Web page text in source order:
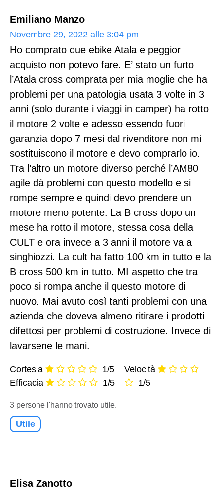
Emiliano Manzo
Novembre 29, 2022 alle 3:04 pm
Ho comprato due ebike Atala e peggior
acquisto non potevo fare. E’ stato un furto
l’Atala cross comprata per mia moglie che ha
problemi per una patologia usata 3 volte in 3
anni (solo durante i viaggi in camper) ha rotto
il motore 2 volte e adesso essendo fuori
garanzia dopo 7 mesi dal rivenditore non mi
sostituiscono il motore e devo comprarlo io.
Tra l’altro un motore diverso perché l’AM80
agile dà problemi con questo modello e si
rompe sempre e quindi devo prendere un
motore meno potente. La B cross dopo un
mese ha rotto il motore, stessa cosa della
CULT e ora invece a 3 anni il motore va a
singhiozzi. La cult ha fatto 100 km in tutto e la
B cross 500 km in tutto. MI aspetto che tra
poco si rompa anche il questo motore di
nuovo. Mai avuto così tanti problemi con una
azienda che doveva almeno ritirare i prodotti
difettosi per problemi di costruzione. Invece di
lavarsene le mani.
Cortesia
1/5
Efficacia
1/5
Velocità
1/5
3 persone l'hanno trovato utile.
Utile
Elisa Zanotto